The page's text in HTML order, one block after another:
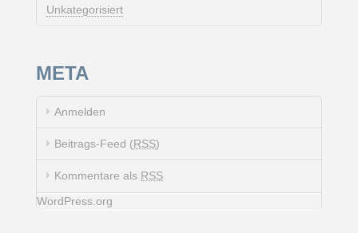
Unkategorisiert
META
Anmelden
Beitrags-Feed (RSS)
Kommentare als RSS
WordPress.org